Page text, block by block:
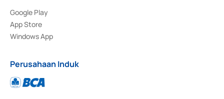
Google Play
App Store
Windows App
Perusahaan Induk